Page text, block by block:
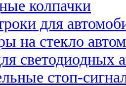
колпачки
для
на стекло
светодиодных
стоп-